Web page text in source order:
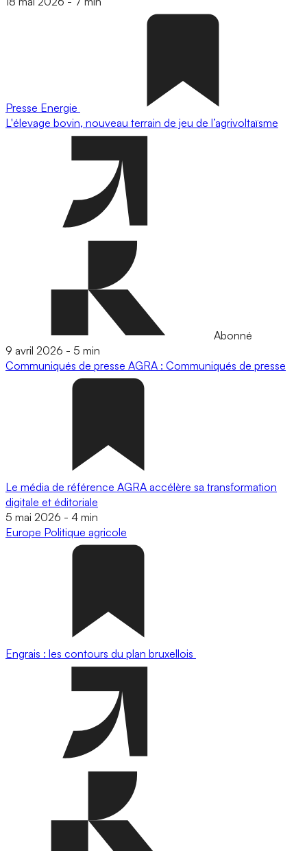
Presse Energie
L'élevage bovin, nouveau terrain de jeu de l’agrivoltaïsme
Abonné
9 avril 2026 - 5 min
Communiqués de presse AGRA : Communiqués de presse
Le média de référence AGRA accélère sa transformation
digitale et éditoriale
5 mai 2026 - 4 min
Europe Politique agricole
Engrais : les contours du plan bruxellois